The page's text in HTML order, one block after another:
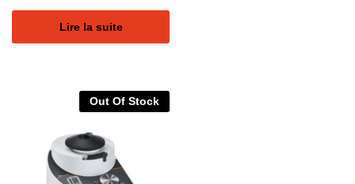
Lire la suite
Out Of Stock